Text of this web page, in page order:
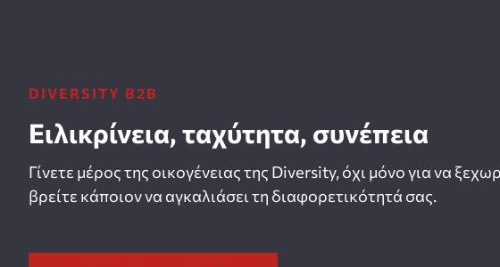
DIVERSITY B2B
Ειλικρίνεια, ταχύτητα, συνέπεια
Γίνετε μέρος της οικογένειας της Diversity, όχι μόνο για να
βρείτε κάποιον να αγκαλιάσει τη διαφορετικότητά σας.